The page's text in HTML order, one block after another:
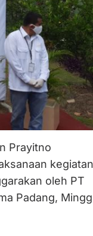
Prayitno
kegiatan
oleh PT
Padang,